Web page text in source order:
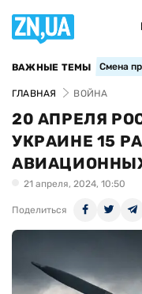
ВАЖНЫЕ ТЕМЫ Смена
ГЛАВНАЯ ВОЙНА
20 АПРЕЛЯ
УКРАИНЕ 15
21 апреля, 2024, 10:50
Поделиться